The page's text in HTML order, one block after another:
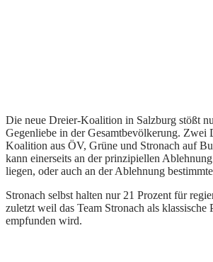
Die neue Dreier-Koalition in Salzburg stößt
Gegenliebe in der Gesamtbevölkerung. Zwei
Koalition aus ÖV, Grüne und Stronach auf
kann einerseits an der prinzipiellen
liegen, oder auch an der Ablehnung
Stronach selbst halten nur 21 Prozent für
zuletzt weil das Team Stronach als klassische
empfunden wird.